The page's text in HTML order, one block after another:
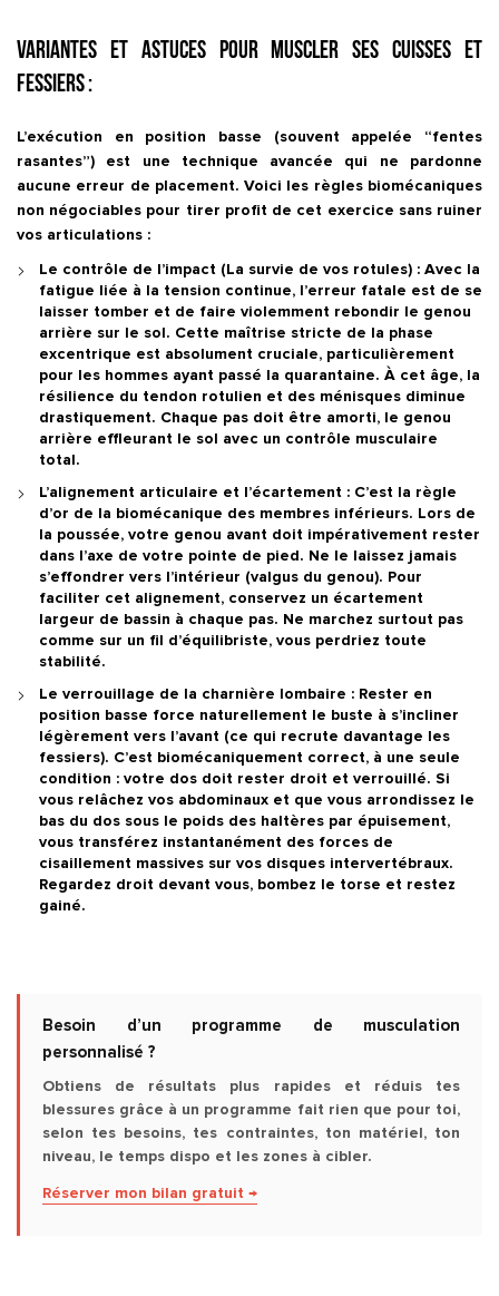
Variantes et astuces pour muscler ses cuisses et
fessiers :
L’exécution en position basse (souvent appelée “fentes
rasantes”) est une technique avancée qui ne pardonne
aucune erreur de placement. Voici les règles biomécaniques
non négociables pour tirer profit de cet exercice sans ruiner
vos articulations :
Le contrôle de l’impact (La survie de vos rotules) : Avec la
fatigue liée à la tension continue, l’erreur fatale est de se
laisser tomber et de faire violemment rebondir le genou
arrière sur le sol. Cette maîtrise stricte de la phase
excentrique est absolument cruciale, particulièrement
pour les hommes ayant passé la quarantaine. À cet âge, la
résilience du tendon rotulien et des ménisques diminue
drastiquement. Chaque pas doit être amorti, le genou
arrière effleurant le sol avec un contrôle musculaire
total.
L’alignement articulaire et l’écartement : C’est la règle
d’or de la biomécanique des membres inférieurs. Lors de
la poussée, votre genou avant doit impérativement rester
dans l’axe de votre pointe de pied. Ne le laissez jamais
s’effondrer vers l’intérieur (valgus du genou). Pour
faciliter cet alignement, conservez un écartement
largeur de bassin à chaque pas. Ne marchez surtout pas
comme sur un fil d’équilibriste, vous perdriez toute
stabilité.
Le verrouillage de la charnière lombaire : Rester en
position basse force naturellement le buste à s’incliner
légèrement vers l’avant (ce qui recrute davantage les
fessiers). C’est biomécaniquement correct, à une seule
condition : votre dos doit rester droit et verrouillé. Si
vous relâchez vos abdominaux et que vous arrondissez le
bas du dos sous le poids des haltères par épuisement,
vous transférez instantanément des forces de
cisaillement massives sur vos disques intervertébraux.
Regardez droit devant vous, bombez le torse et restez
gainé.
Besoin d’un programme de musculation
personnalisé ?
Obtiens de résultats plus rapides et réduis tes
blessures grâce à un programme fait rien que pour toi,
selon tes besoins, tes contraintes, ton matériel, ton
niveau, le temps dispo et les zones à cibler.
Réserver mon bilan gratuit →